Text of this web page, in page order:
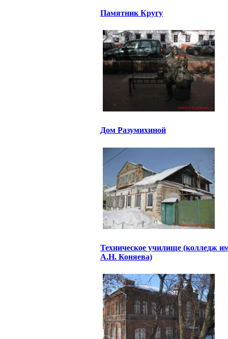
Памятник Кругу
Дом Разумихиной
Техническое училище (колледж
А.Н. Коняева)